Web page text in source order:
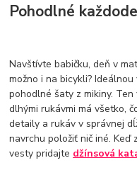
Pohodlné
Navštívte babičku, deň v
možno i na bicykli?
pohodlné šaty z mikiny.
dlhými rukávmi má všetko,
detaily a rukáv v správnej
navrchu položiť nič iné. Keď
vesty pridajte džínsová